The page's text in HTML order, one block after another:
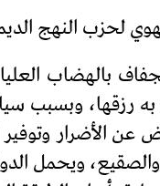
لحزب النهج
بالهضاب
رزقها، وبسبب
عن الأضرار
ويحمل